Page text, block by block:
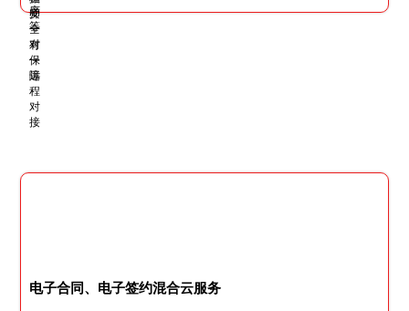
电子合同、电子签约混合云服务